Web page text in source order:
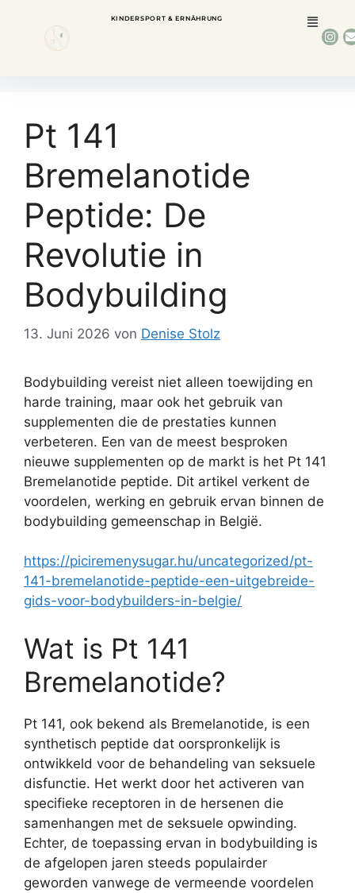
KINDERSPORT & ERNÄHRUNG
Pt 141
Bremelanotide
Peptide: De
Revolutie in
Bodybuilding
13. Juni 2026 von Denise Stolz
Bodybuilding vereist niet alleen toewijding en
harde training, maar ook het gebruik van
supplementen die de prestaties kunnen
verbeteren. Een van de meest besproken
nieuwe supplementen op de markt is het Pt 141
Bremelanotide peptide. Dit artikel verkent de
voordelen, werking en gebruik ervan binnen de
bodybuilding gemeenschap in België.
https://piciremenysugar.hu/uncategorized/pt-
141-bremelanotide-peptide-een-uitgebreide-
gids-voor-bodybuilders-in-belgie/
Wat is Pt 141
Bremelanotide?
Pt 141, ook bekend als Bremelanotide, is een
synthetisch peptide dat oorspronkelijk is
ontwikkeld voor de behandeling van seksuele
disfunctie. Het werkt door het activeren van
specifieke receptoren in de hersenen die
samenhangen met de seksuele opwinding.
Echter, de toepassing ervan in bodybuilding is
de afgelopen jaren steeds populairder
geworden vanwege de vermeende voordelen